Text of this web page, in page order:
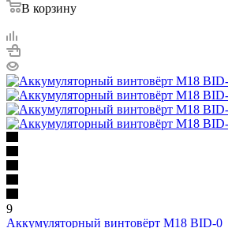
В корзину
9
Аккумуляторный винтовёрт M18 BID-0